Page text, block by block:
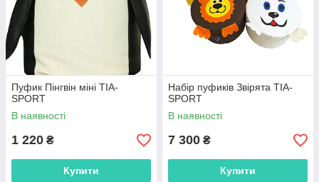
Пуфик Пінгвін міні TIA-
SPORT
В наявності
1 220 ₴
Купити
Набір пуфиків Звірята TIA-
SPORT
В наявності
7 300 ₴
Купити